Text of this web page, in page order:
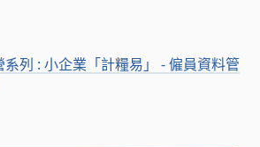
列 : 小企業「計糧易」 - 僱員資料管